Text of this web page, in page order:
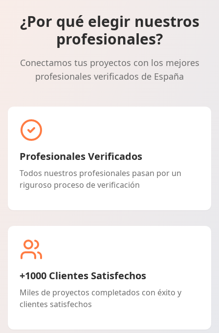
¿Por qué elegir nuestros
profesionales?
Conectamos tus proyectos con los mejores
profesionales verificados de España
Profesionales Verificados
Todos nuestros profesionales pasan por un
riguroso proceso de verificación
+1000 Clientes Satisfechos
Miles de proyectos completados con éxito y
clientes satisfechos